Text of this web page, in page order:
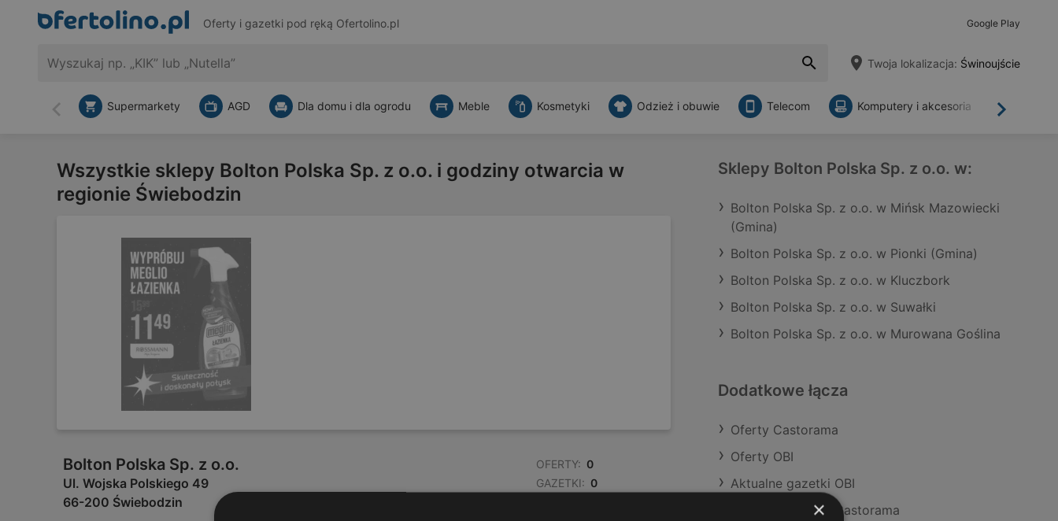
Oferty i gazetki pod ręką Ofertolino.pl Google Play
Twoja lokalizacja: Świnoujście
Wstecz Dalej
Supermarkety AGD Dla domu i dla ogrodu Meble Kosmetyki Odzież i obuwie Telecom Komputery i akcesoria
Wszystkie sklepy Bolton Polska Sp. z o.o. i godziny otwarcia w
regionie Świebodzin
Bolton Polska Sp. z o.o.
Ul. Wojska Polskiego 49
66-200 Świebodzin
OFERTY: 0
GAZETKI: 0
Sklepy Bolton Polska Sp. z o.o. w:
Bolton Polska Sp. z o.o. w Mińsk Mazowiecki
(Gmina)
Bolton Polska Sp. z o.o. w Pionki (Gmina)
Bolton Polska Sp. z o.o. w Kluczbork
Bolton Polska Sp. z o.o. w Suwałki
Bolton Polska Sp. z o.o. w Murowana Goślina
Dodatkowe łącza
Oferty Castorama
Oferty OBI
Aktualne gazetki OBI
Aktualne gazetki Castorama
×